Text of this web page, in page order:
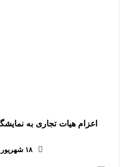
اعزام هیات تجاری به
۱۸ شهریور ۱۴۰۲